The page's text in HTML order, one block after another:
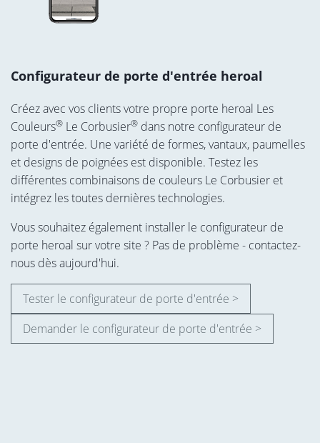
Configurateur de porte d'entrée heroal
Créez avec vos clients votre propre porte heroal Les
Couleurs® Le Corbusier® dans notre configurateur de
porte d'entrée. Une variété de formes, vantaux, paumelles
et designs de poignées est disponible. Testez les
différentes combinaisons de couleurs Le Corbusier et
intégrez les toutes dernières technologies.
Vous souhaitez également installer le configurateur de
porte heroal sur votre site ? Pas de problème - contactez-
nous dès aujourd'hui.
Tester le configurateur de porte d'entrée >
Demander le configurateur de porte d'entrée >